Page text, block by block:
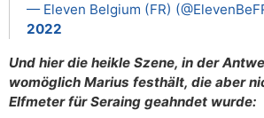
— Eleven Belgium (FR)
2022
Und hier die heikle Szene, in der
womöglich Marius festhält, die aber
Elfmeter für Seraing geahndet wurde: